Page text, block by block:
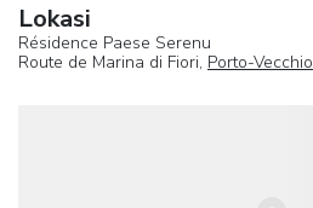
Lokasi
Résidence Paese Serenu
Route de Marina di Fiori, Porto-Vecchio